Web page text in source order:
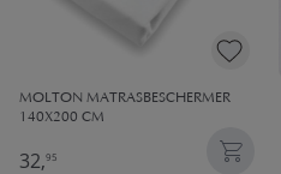
MOLTON MATRASBESCHERMER​
140X200 CM
32,95